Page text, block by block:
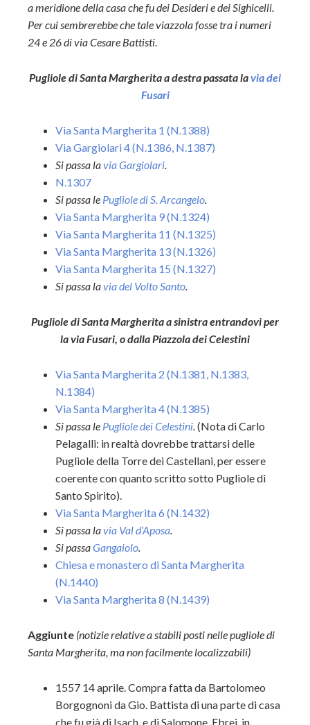
a meridione della casa che fu dei Desideri e dei Sighicelli.
Per cui sembrerebbe che tale viazzola fosse tra i numeri
24 e 26 di via Cesare Battisti.
Pugliole di Santa Margherita a destra passata lavia dei
Fusari
Via Santa Margherita 1 (N.1388)
Via Gargiolari 4 (N.1386, N.1387)
Si passa lavia Gargiolari.
N.1307
Si passa le Pugliole di S. Arcangelo.
Via Santa Margherita 9 (N.1324)
Via Santa Margherita 11 (N.1325)
Via Santa Margherita 13 (N.1326)
Via Santa Margherita 15 (N.1327)
Si passa lavia del Volto Santo.
Pugliole di Santa Margherita a sinistra entrandovi per
la via Fusari, o dalla Piazzola dei Celestini
Via Santa Margherita 2 (N.1381, N.1383,
N.1384)
Via Santa Margherita 4 (N.1385)
Si passa le Pugliole dei Celestini.(Nota di Carlo
Pelagalli: in realtà dovrebbe trattarsi delle
Pugliole della Torre dei Castellani, per essere
coerente con quanto scritto sotto Pugliole di
Santo Spirito).
Via Santa Margherita 6 (N.1432)
Si passa lavia Val d’Aposa.
Si passaGangaiolo.
Chiesa e monastero di Santa Margherita
(N.1440)
Via Santa Margherita 8 (N.1439)
Aggiunte (notizie relative a stabili posti nelle pugliole di
Santa Margherita, ma non facilmente localizzabili)
1557 14 aprile. Compra fatta da Bartolomeo
Borgognoni da Gio. Battista di una parte di casa
che fu già di Isach, e di Salomone, Ebrei, in